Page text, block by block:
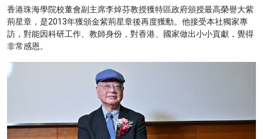
香港珠海學院校董會副主席李焯芬教授獲特區政府頒授最高榮譽大紫
荊星章，是2013年獲頒金紫荊星章後再度獲勳。他接受本社獨家專
訪，對能因科研工作、教師身份，對香港、國家做出小小貢獻，覺得
非常感恩。